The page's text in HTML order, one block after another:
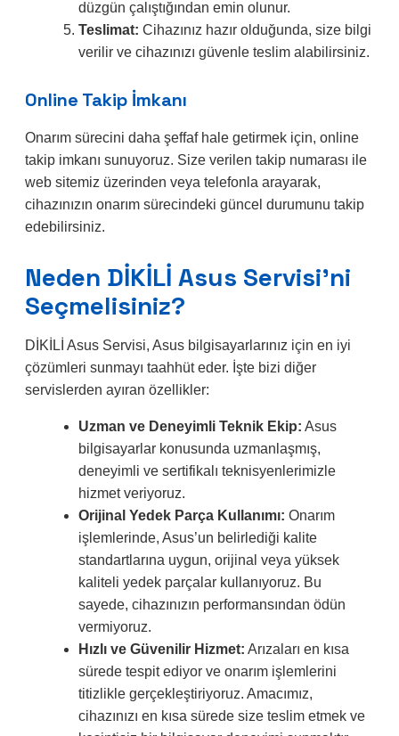
düzgün çalıştığından emin olunur.
Teslimat: Cihazınız hazır olduğunda, size bilgi
verilir ve cihazınızı güvenle teslim alabilirsiniz.
Online Takip İmkanı
Onarım sürecini daha şeffaf hale getirmek için, online
takip imkanı sunuyoruz. Size verilen takip numarası ile
web sitemiz üzerinden veya telefonla arayarak,
cihazınızın onarım sürecindeki güncel durumunu takip
edebilirsiniz.
Neden DİKİLİ Asus Servisi’ni
Seçmelisiniz?
DİKİLİ Asus Servisi, Asus bilgisayarlarınız için en iyi
çözümleri sunmayı taahhüt eder. İşte bizi diğer
servislerden ayıran özellikler:
Uzman ve Deneyimli Teknik Ekip: Asus
bilgisayarlar konusunda uzmanlaşmış,
deneyimli ve sertifikalı teknisyenlerimizle
hizmet veriyoruz.
Orijinal Yedek Parça Kullanımı: Onarım
işlemlerinde, Asus’un belirlediği kalite
standartlarına uygun, orijinal veya yüksek
kaliteli yedek parçalar kullanıyoruz. Bu
sayede, cihazınızın performansından ödün
vermiyoruz.
Hızlı ve Güvenilir Hizmet: Arızaları en kısa
sürede tespit ediyor ve onarım işlemlerini
titizlikle gerçekleştiriyoruz. Amacımız,
cihazınızı en kısa sürede size teslim etmek ve